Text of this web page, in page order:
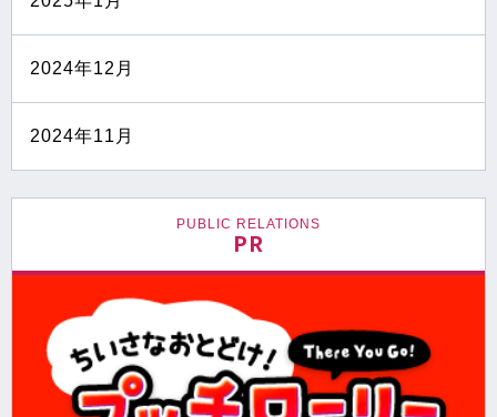
2024年12月
2024年11月
PUBLIC RELATIONS
PR